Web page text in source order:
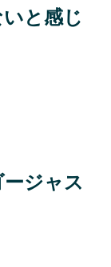
と感じ
ジャス